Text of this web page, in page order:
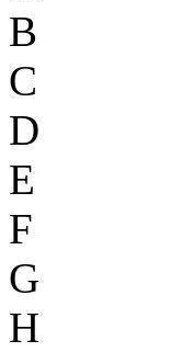
B
C
D
E
F
G
H